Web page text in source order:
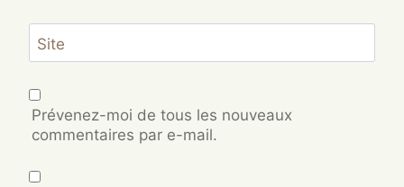
Site
Prévenez-moi de tous les nouveaux
commentaires par e-mail.